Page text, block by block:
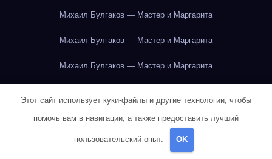
Михаил Булгаков — Мастер и Маргарита
Михаил Булгаков — Мастер и Маргарита
Михаил Булгаков — Мастер и Маргарита
Михаил Булгаков — Мастер и Маргарита
Михаил Булгаков — Мастер и Маргарита
Этот сайт использует куки-файлы и другие технологии, чтобы
помочь вам в навигации, а также предоставить лучший
пользовательский опыт. OK